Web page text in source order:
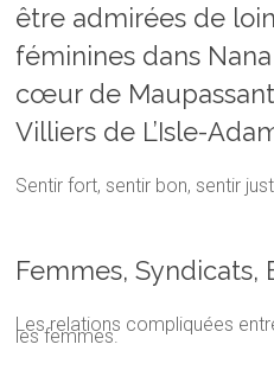
être admirées de
féminines dans
cœur de
Villiers de L’Isle-
Sentir fort, sentir bon, sentir
Femmes, Syndicats,
Les relations compliquées
les femmes.